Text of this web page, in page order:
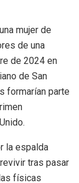
mujer de
de una
de 2024 en
de San
formarían parte
la espalda
tras pasar
físicas